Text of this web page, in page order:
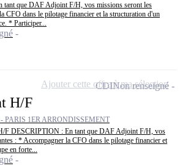
tant que DAF Adjoint F/H, vos missions seront les
CFO dans le pilotage financier et la structuration d'un
* Participer...
H/F
PARIS 1ER ARRONDISSEMENT
F DESCRIPTION : En tant que DAF Adjoint F/H, vos
: * Accompagner la CFO dans le pilotage financier et
en forte...
CDINon renseigné
Ajouter cette offre à ma sélection